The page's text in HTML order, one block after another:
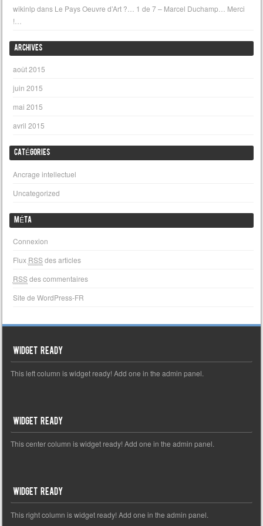
wikinlpdans Le Pays Oeuvre d’Art ?… 1 de 7 – Marcel Duchamp… Merci
!…
ARCHIVES
août 2015
juin 2015
mai 2015
avril 2015
CATÉGORIES
Ancrage intellectuel
Uncategorized
MÉTA
Connexion
Flux RSSdes articles
RSSdes commentaires
Site de WordPress-FR
Widget Ready
This left column is widget ready! Add one in the admin panel.
Widget Ready
This center column is widget ready! Add one in the admin panel.
Widget Ready
This right column is widget ready! Add one in the admin panel.